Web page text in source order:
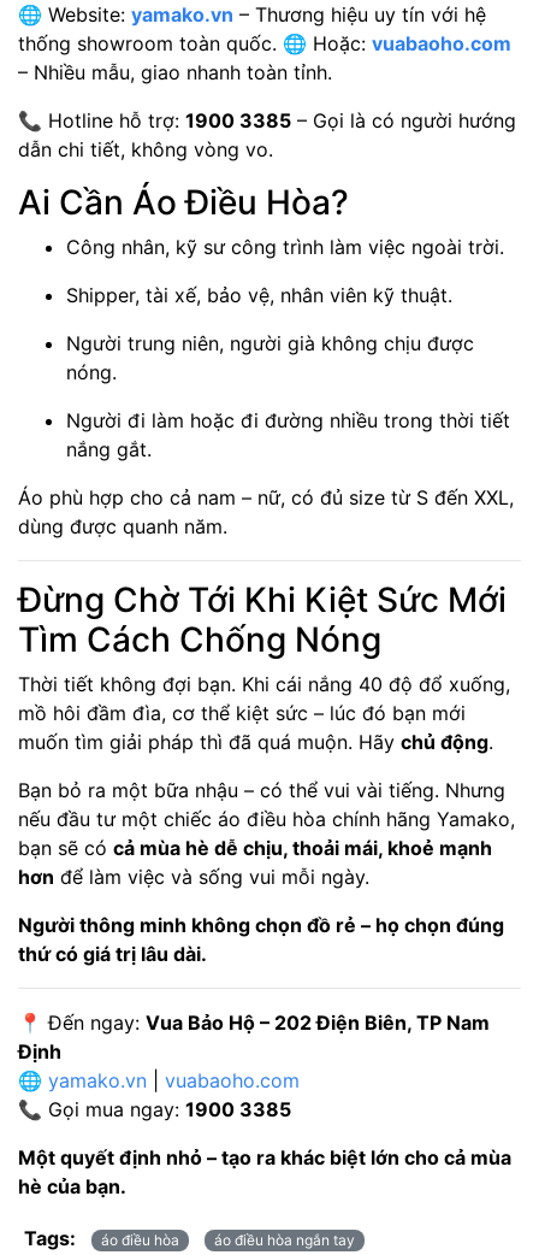
🌐 Website: yamako.vn – Thương hiệu uy tín với hệ
thống showroom toàn quốc. 🌐 Hoặc: vuabaoho.com
– Nhiều mẫu, giao nhanh toàn tỉnh.
📞 Hotline hỗ trợ: 1900 3385 – Gọi là có người hướng
dẫn chi tiết, không vòng vo.
Ai Cần Áo Điều Hòa?
Công nhân, kỹ sư công trình làm việc ngoài trời.
Shipper, tài xế, bảo vệ, nhân viên kỹ thuật.
Người trung niên, người già không chịu được
nóng.
Người đi làm hoặc đi đường nhiều trong thời tiết
nắng gắt.
Áo phù hợp cho cả nam – nữ, có đủ size từ S đến XXL,
dùng được quanh năm.
Đừng Chờ Tới Khi Kiệt Sức Mới
Tìm Cách Chống Nóng
Thời tiết không đợi bạn. Khi cái nắng 40 độ đổ xuống,
mồ hôi đầm đìa, cơ thể kiệt sức – lúc đó bạn mới
muốn tìm giải pháp thì đã quá muộn. Hãy chủ động.
Bạn bỏ ra một bữa nhậu – có thể vui vài tiếng. Nhưng
nếu đầu tư một chiếc áo điều hòa chính hãng Yamako,
bạn sẽ có cả mùa hè dễ chịu, thoải mái, khoẻ mạnh
hơn để làm việc và sống vui mỗi ngày.
Người thông minh không chọn đồ rẻ – họ chọn đúng
thứ có giá trị lâu dài.
📍 Đến ngay: Vua Bảo Hộ – 202 Điện Biên, TP Nam
Định
🌐 yamako.vn
vuabaoho.com
📞 Gọi mua ngay: 1900 3385
Một quyết định nhỏ – tạo ra khác biệt lớn cho cả mùa
hè của bạn.
Tags: áo điều hòa áo điều hòa ngắn tay